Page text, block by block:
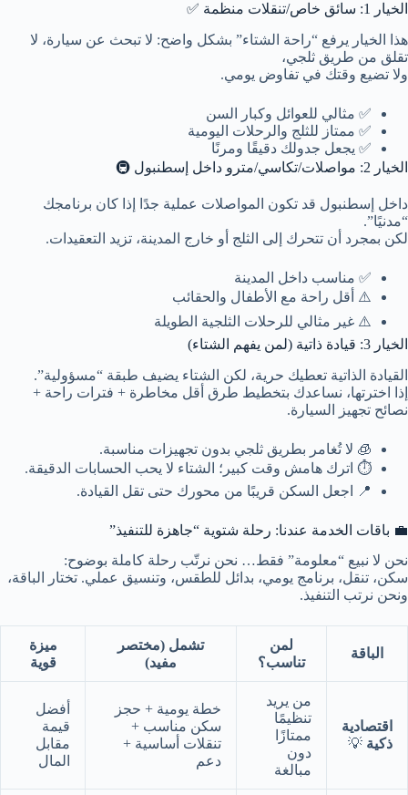
الخيار 1: سائق خاص/تنقلات منظمة ✅
هذا الخيار يرفع “راحة الشتاء” بشكل واضح: لا تبحث عن سيارة، لا
تقلق من طريق ثلجي،
ولا تضيع وقتك في تفاوض يومي.
✅ مثالي للعوائل وكبار السن
✅ ممتاز للثلج والرحلات اليومية
✅ يجعل جدولك دقيقًا ومرنًا
الخيار 2: مواصلات/تكاسي/مترو داخل إسطنبول 🚇
داخل إسطنبول قد تكون المواصلات عملية جدًا إذا كان برنامجك
“مدنيًا”.
لكن بمجرد أن تتحرك إلى الثلج أو خارج المدينة، تزيد التعقيدات.
✅ مناسب داخل المدينة
⚠️ أقل راحة مع الأطفال والحقائب
⚠️ غير مثالي للرحلات الثلجية الطويلة
الخيار 3: قيادة ذاتية (لمن يفهم الشتاء)
القيادة الذاتية تعطيك حرية، لكن الشتاء يضيف طبقة “مسؤولية”.
إذا اخترتها، نساعدك بتخطيط طرق أقل مخاطرة + فترات راحة +
نصائح تجهيز السيارة.
🧊 لا تُغامر بطريق ثلجي بدون تجهيزات مناسبة.
⏱️ اترك هامش وقت كبير؛ الشتاء لا يحب الحسابات الدقيقة.
📍 اجعل السكن قريبًا من محورك حتى تقل القيادة.
💼 باقات الخدمة عندنا: رحلة شتوية “جاهزة للتنفيذ”
نحن لا نبيع “معلومة” فقط… نحن نرتّب رحلة كاملة بوضوح:
سكن، تنقل، برنامج يومي، بدائل للطقس، وتنسيق عملي. تختار الباقة،
ونحن نرتب التنفيذ.
الباقة
لمن
تناسب؟
تشمل (مختصر
مفيد)
ميزة
قوية
اقتصادية
ذكية 💡
من يريد
تنظيمًا
ممتازًا
دون
مبالغة
خطة يومية + حجز
سكن مناسب +
تنقلات أساسية +
دعم
أفضل
قيمة
مقابل
المال